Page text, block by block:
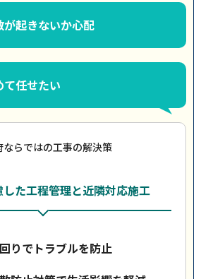
起きないか心配
任せたい
ならではの工事の解決策
た工程管理と近隣対応施工
りでトラブルを防止